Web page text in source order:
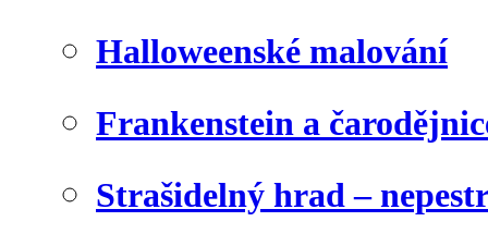
Halloweenské malování
Frankenstein a
Strašidelný hrad –